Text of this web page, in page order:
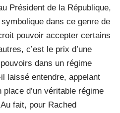
Président de la République,
dans ce genre de
pouvoir accepter certains
c’est le prix d’une
dans un régime
laissé entendre, appelant
d’un véritable régime
fait, pour Rached